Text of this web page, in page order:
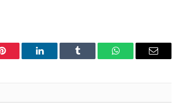
Pinterest LinkedIn Tumblr WhatsAppEmail